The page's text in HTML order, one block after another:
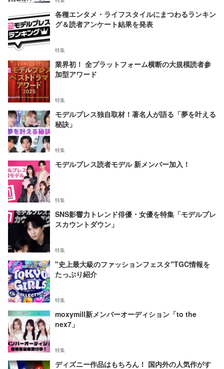
各種エンタメ・ライフスタイルにまつわるランキン
グ＆読者アンケート結果を発表
特集
業界初！ 全プラットフォーム横断の大規模読者参
加型アワード
特集
モデルプレス独自取材！著名人が語る「夢を叶える
秘訣」
特集
モデルプレス読者モデル 新メンバー加入！
特集
SNS影響力トレンド俳優・女優を特集「モデルプレ
スカウントダウン」
特集
"史上最大級のファッションフェスタ"TGC情報を
たっぷり紹介
特集
moxymill新メンバーオーディション「to the
nex7」
特集
ディズニー作品はもちろん！ 国内外の人気作がす